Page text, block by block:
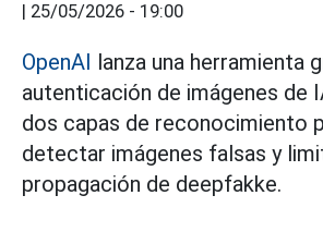
| 25/05/2026 - 19:00
OpenAI lanza una herramienta
autenticación de imágenes de
dos capas de reconocimiento
detectar imágenes falsas y
propagación de deepfakke.